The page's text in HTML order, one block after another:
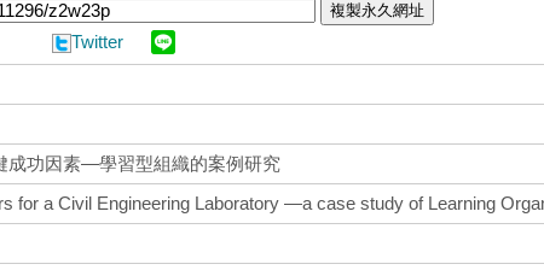
複製永久網址
Twitter
成功因素—學習型組織的案例研究
for a Civil Engineering Laboratory —a case study of Learning